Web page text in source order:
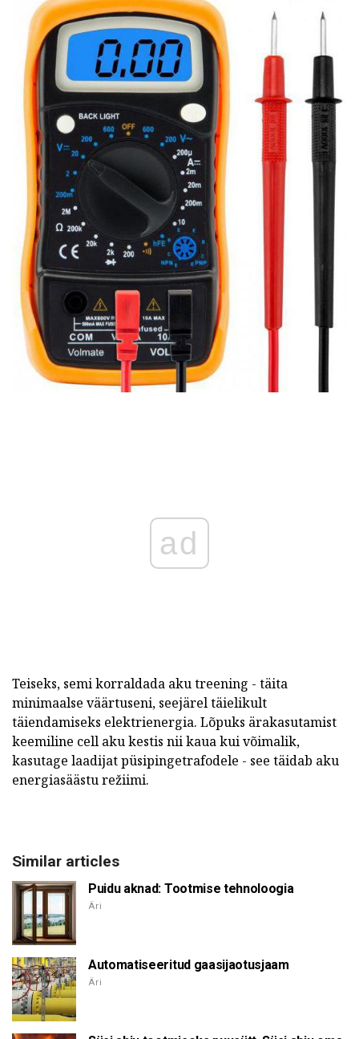
ad
Teiseks, semi korraldada aku treening - täita
minimaalse väärtuseni, seejärel täielikult
täiendamiseks elektrienergia. Lõpuks ärakasutamist
keemiline cell aku kestis nii kaua kui võimalik,
kasutage laadijat püsipingetrafodele - see täidab aku
energiasäästu režiimi.
Similar articles
Puidu aknad: Tootmise tehnoloogia
Äri
Automatiseeritud gaasijaotusjaam
Äri